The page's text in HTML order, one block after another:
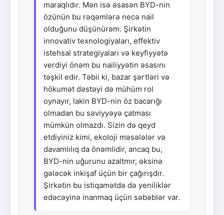
maraqlıdır. Mən isə əsasən BYD-nin
özünün bu rəqəmlərə necə nail
olduğunu düşünürəm. Şirkətin
innovativ texnologiyaları, effektiv
istehsal strategiyaları və keyfiyyətə
verdiyi önəm bu nailiyyətin əsasını
təşkil edir. Təbii ki, bazar şərtləri və
hökumət dəstəyi də mühüm rol
oynayır, lakin BYD-nin öz bacarığı
olmadan bu səviyyəyə çatması
mümkün olmazdı. Sizin də qeyd
etdiyiniz kimi, ekoloji məsələlər və
davamlılıq da önəmlidir, ancaq bu,
BYD-nin uğurunu azaltmır, əksinə
gələcək inkişaf üçün bir çağırışdır.
Şirkətin bu istiqamətdə də yeniliklər
edəcəyinə inanmaq üçün səbəblər var.